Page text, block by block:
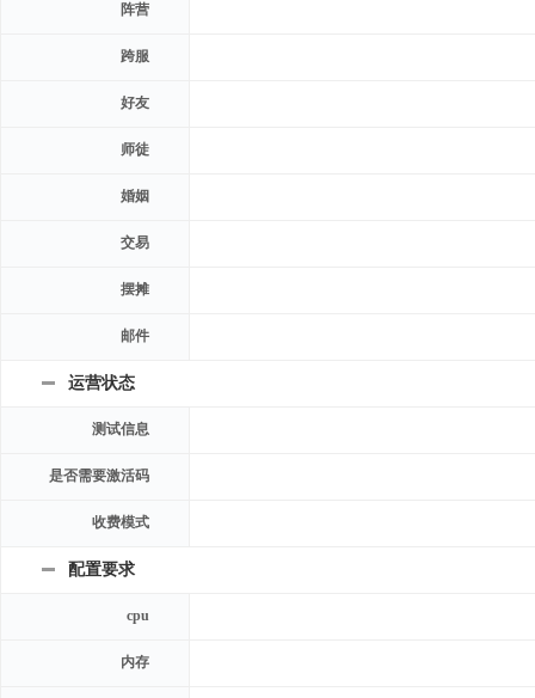
阵营
跨服
好友
师徒
婚姻
交易
摆摊
邮件
运营状态
测试信息
是否需要激活码
收费模式
配置要求
cpu
内存